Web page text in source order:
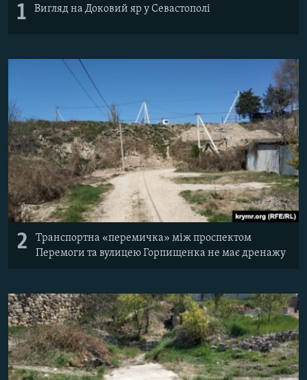
1 Вигляд на Доковий яр у Севастополі
2
Транспортна «перемичка» між проспектом
Перемоги та вулицею Горпищенка не має дренажу